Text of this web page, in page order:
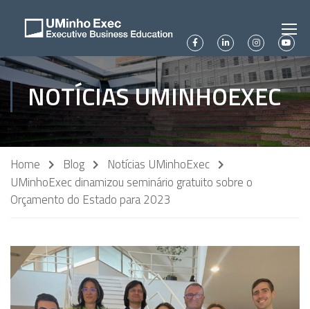
NOTÍCIAS UMINHOEXEC
Home Blog
Notícias UMinhoExec
UMinhoExec dinamizou seminário gratuito sobre o
Orçamento do Estado para 2023